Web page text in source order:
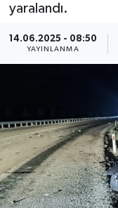
yaralandı.
14.06.2025 - 08:50
YAYINLANMA
Haber Arşivi